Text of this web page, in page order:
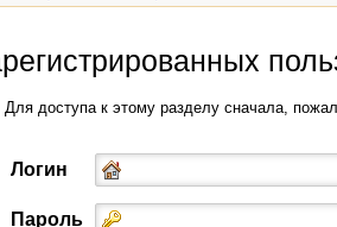
Для доступа к этому разделу сначала,
Логин
Пароль